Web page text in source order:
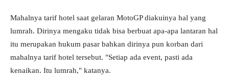
Mahalnya tarif hotel saat gelaran MotoGP diakuinya hal yang
lumrah. Dirinya mengaku tidak bisa berbuat apa-apa lantaran hal
itu merupakan hukum pasar bahkan dirinya pun korban dari
mahalnya tarif hotel tersebut. "Setiap ada event, pasti ada
kenaikan. Itu lumrah," katanya.